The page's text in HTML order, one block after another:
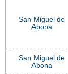
San Miguel de
Abona
San Miguel de
Abona